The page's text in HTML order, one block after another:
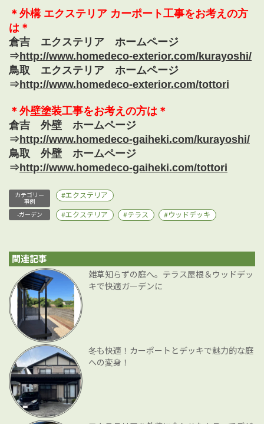
＊外構 エクステリア カーポート工事をお考えの方
は＊
倉吉 エクステリア ホームページ
⇒http://www.homedeco-exterior.com/kurayoshi/
鳥取 エクステリア ホームページ
⇒http://www.homedeco-exterior.com/tottori
＊外壁塗装工事をお考えの方は＊
倉吉 外壁 ホームページ
⇒http://www.homedeco-gaiheki.com/kurayoshi/
鳥取 外壁 ホームページ
⇒http://www.homedeco-gaiheki.com/tottori
カテゴリー
事例
エクステリア
-ガーデン エクステリア テラス ウッドデッキ
関連記事
雑草知らずの庭へ。テラス屋根＆ウッドデッ
キで快適ガーデンに
冬も快適！カーポートとデッキで魅力的な庭
への変身！